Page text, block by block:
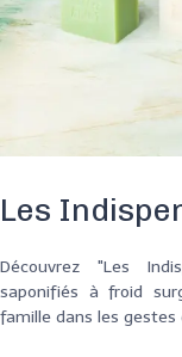
Les
Découvrez "Les
saponifiés à froid
famille dans les gestes